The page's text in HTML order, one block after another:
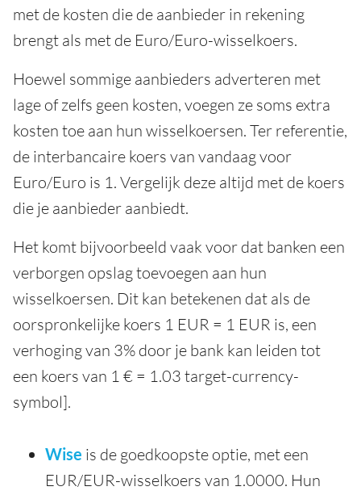
met de kosten die de aanbieder in rekening
brengt als met de Euro/Euro-wisselkoers.
Hoewel sommige aanbieders adverteren met
lage of zelfs geen kosten, voegen ze soms extra
kosten toe aan hun wisselkoersen. Ter referentie,
de interbancaire koers van vandaag voor
Euro/Euro is 1. Vergelijk deze altijd met de koers
die je aanbieder aanbiedt.
Het komt bijvoorbeeld vaak voor dat banken een
verborgen opslag toevoegen aan hun
wisselkoersen. Dit kan betekenen dat als de
oorspronkelijke koers 1 EUR = 1 EUR is, een
verhoging van 3% door je bank kan leiden tot
een koers van 1 € = 1.03 target-currency-
symbol].
Wise is de goedkoopste optie, met een
EUR/EUR-wisselkoers van 1.0000. Hun